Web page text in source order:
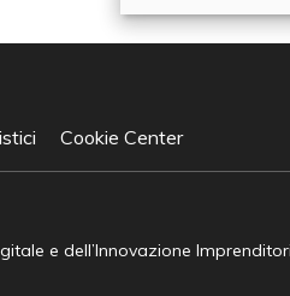
Cookie Center
e dell’Innovazione